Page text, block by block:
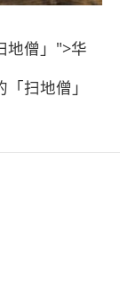
地僧」">华
扫地僧」